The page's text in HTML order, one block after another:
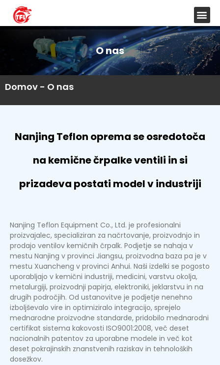
O nas
Domov - O nas
Nanjing Teflon oprema se osredotoča
na kemične črpalke ventili in si
prizadeva postati model v industriji
Nanjing Teflon Equipment Co., Ltd. je profesionalni
proizvajalec, specializiran za načrtovanje, proizvodnjo in
prodajo ventilov kemičnih črpalk. Podjetje se nahaja v
mestu Nanjing v provinci Jiangsu, proizvodna baza pa je v
mestu Xuancheng v provinci Anhui. Naši izdelki se pogosto
uporabljajo v kemični industriji, medicini, varstvu okolja,
metalurgiji, proizvodnji papirja, elektroniki, jeklarstvu in na
drugih področjih. Od ustanovitve je podjetje nenehno
izboljševalo vire in optimiziralo integracijo, sprejelo
mednarodne proizvodne standarde, pridobilo mednarodni
certifikat sistema kakovosti ISO9001:2008, več deset
nacionalnih patentov za uporabne modele in več kot
deset pokrajinskih znanstvenih raziskav in tehnoloških
dosežkov.